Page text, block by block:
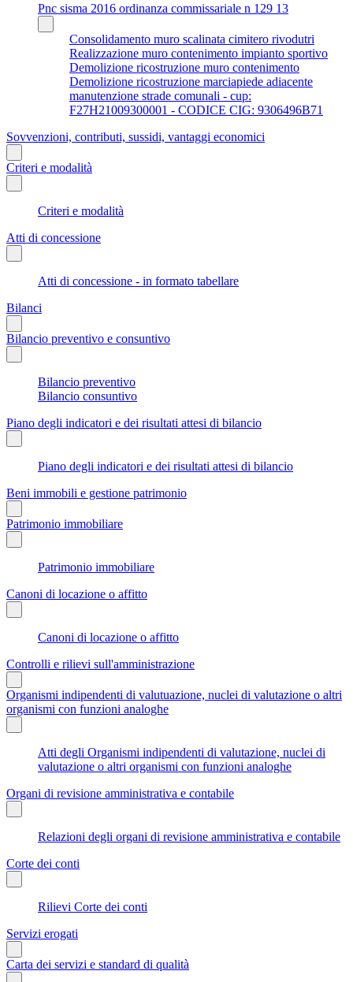
Pnc sisma 2016 ordinanza commissariale n 129 13
Consolidamento muro scalinata cimitero rivodutri
Realizzazione muro contenimento impianto sportivo
Demolizione ricostruzione muro contenimento
Demolizione ricostruzione marciapiede adiacente
manutenzione strade comunali - cup:
F27H21009300001 - CODICE CIG: 9306496B71
Sovvenzioni, contributi, sussidi, vantaggi economici
Criteri e modalità
Criteri e modalità
Atti di concessione
Atti di concessione - in formato tabellare
Bilanci
Bilancio preventivo e consuntivo
Bilancio preventivo
Bilancio consuntivo
Piano degli indicatori e dei risultati attesi di bilancio
Piano degli indicatori e dei risultati attesi di bilancio
Beni immobili e gestione patrimonio
Patrimonio immobiliare
Patrimonio immobiliare
Canoni di locazione o affitto
Canoni di locazione o affitto
Controlli e rilievi sull'amministrazione
Organismi indipendenti di valutuazione, nuclei di valutazione o altri
organismi con funzioni analoghe
Atti degli Organismi indipendenti di valutazione, nuclei di
valutazione o altri organismi con funzioni analoghe
Organi di revisione amministrativa e contabile
Relazioni degli organi di revisione amministrativa e contabile
Corte dei conti
Rilievi Corte dei conti
Servizi erogati
Carta dei servizi e standard di qualità